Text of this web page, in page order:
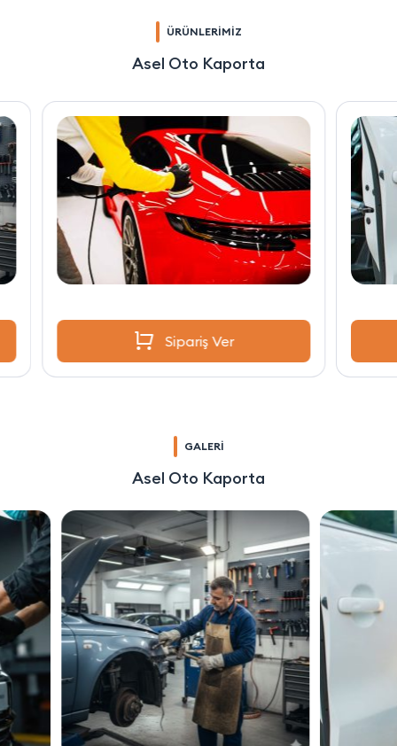
ÜRÜNLERİMİZ
Asel Oto Kaporta
Sipariş Ver
GALERİ
Asel Oto Kaporta